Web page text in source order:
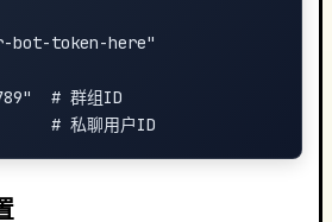
bot-token-here"
# 群组ID